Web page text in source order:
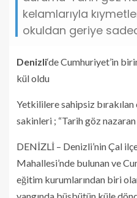
kelamlarıyla
okuldan geriye
Denizli‘de Cumhuriyet’in
kül oldu
Yetkililere sahipsiz
sakinleri ; “Tarih göz
DENİZLİ – Denizli’nin Çal
Mahallesi’nde bulunan ve
eğitim kurumlarından biri